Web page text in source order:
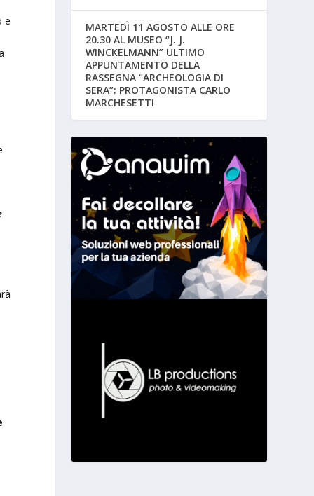
e
MARTEDÌ 11 AGOSTO ALLE ORE
20.30 AL MUSEO “J. J.
WINCKELMANN” ULTIMO
APPUNTAMENTO DELLA
RASSEGNA “ARCHEOLOGIA DI
SERA”: PROTAGONISTA CARLO
MARCHESETTI